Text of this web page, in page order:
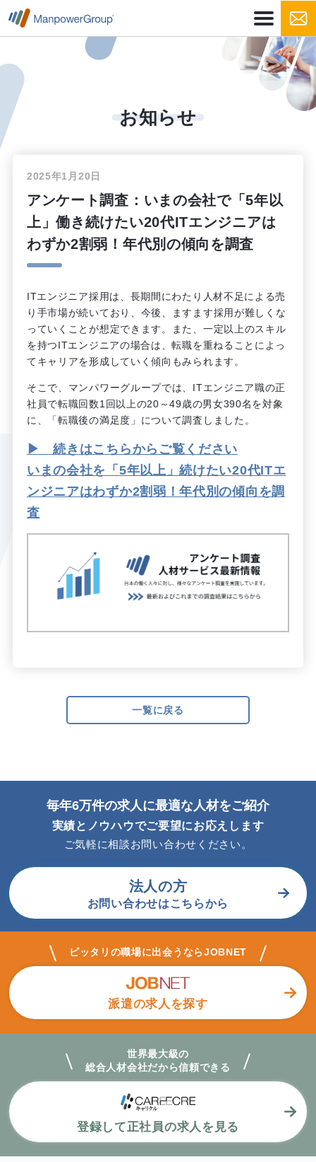
お知らせ
2025年1月20日
アンケート調査：いまの会社で「5年以
上」働き続けたい20代ITエンジニアは
わずか2割弱！年代別の傾向を調査
ITエンジニア採用は、長期間にわたり人材不足による売
り手市場が続いており、今後、ますます採用が難しくな
っていくことが想定できます。また、一定以上のスキル
を持つITエンジニアの場合は、転職を重ねることによっ
てキャリアを形成していく傾向もみられます。
そこで、マンパワーグループでは、ITエンジニア職の正
社員で転職回数1回以上の20～49歳の男女390名を対象
に、「転職後の満足度」について調査しました。
▶ 続きはこちらからご覧ください
いまの会社を「5年以上」続けたい20代ITエ
ンジニアはわずか2割弱！年代別の傾向を調
査
一覧に戻る
毎年6万件の求人に最適な人材をご紹介
実績とノウハウでご要望にお応えします
ご気軽に相談お問い合わせください。
法人の方
お問い合わせはこちらから
ピッタリの職場に出会うならJOBNET
派遣の求人を探す
世界最大級の
総合人材会社だから信頼できる
登録して正社員の求人を見る